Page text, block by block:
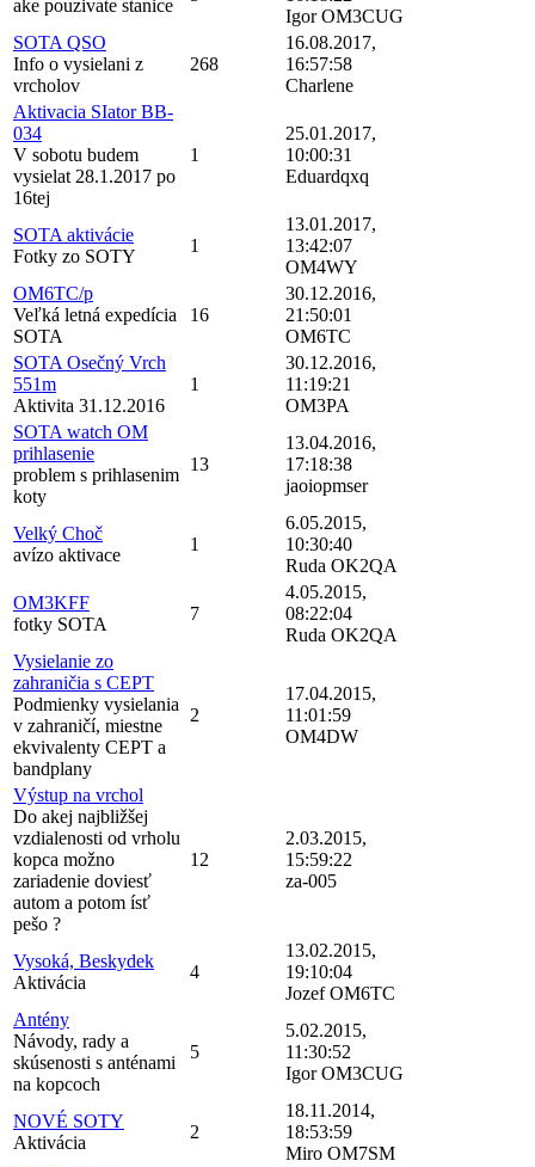
ake pouzivate stanice
Igor OM3CUG
SOTA QSO
Info o vysielani z
vrcholov
268
16.08.2017,
16:57:58
Charlene
Aktivacia SIator BB-
034
V sobotu budem
vysielat 28.1.2017 po
16tej
1
25.01.2017,
10:00:31
Eduardqxq
SOTA aktivácie
Fotky zo SOTY
1
13.01.2017,
13:42:07
OM4WY
OM6TC/p
Veľká letná expedícia
SOTA
16
30.12.2016,
21:50:01
OM6TC
SOTA Osečný Vrch
551m
Aktivita 31.12.2016
1
30.12.2016,
11:19:21
OM3PA
SOTA watch OM
prihlasenie
problem s prihlasenim
koty
13
13.04.2016,
17:18:38
jaoiopmser
Velký Choč
avízo aktivace
1
6.05.2015,
10:30:40
Ruda OK2QA
OM3KFF
fotky SOTA
7
4.05.2015,
08:22:04
Ruda OK2QA
Vysielanie zo
zahraničia s CEPT
Podmienky vysielania
v zahraničí, miestne
ekvivalenty CEPT a
bandplany
2
17.04.2015,
11:01:59
OM4DW
Výstup na vrchol
Do akej najbližšej
vzdialenosti od vrholu
kopca možno
zariadenie doviesť
autom a potom ísť
pešo ?
12
2.03.2015,
15:59:22
za-005
Vysoká, Beskydek
Aktivácia
4
13.02.2015,
19:10:04
Jozef OM6TC
Antény
Návody, rady a
skúsenosti s anténami
na kopcoch
5
5.02.2015,
11:30:52
Igor OM3CUG
NOVÉ SOTY
Aktivácia
2
18.11.2014,
18:53:59
Miro OM7SM